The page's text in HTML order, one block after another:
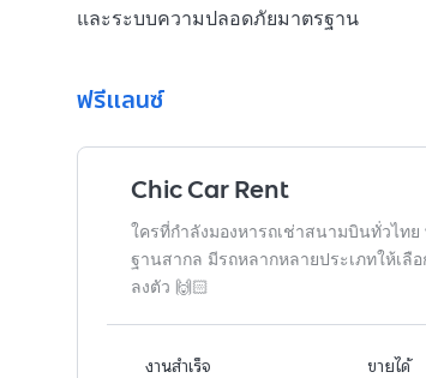
และระบบความปลอดภัยมาตรฐาน
ฟรีแลนซ์
Chic Car Rent
ใครที่กำลังมองหารถเช่าสนามบินทั่วไท
ฐานสากล มีรถหลากหลายประเภทให้เลื
ลงตัว 🙌🏻
งานสำเร็จ ขายได้